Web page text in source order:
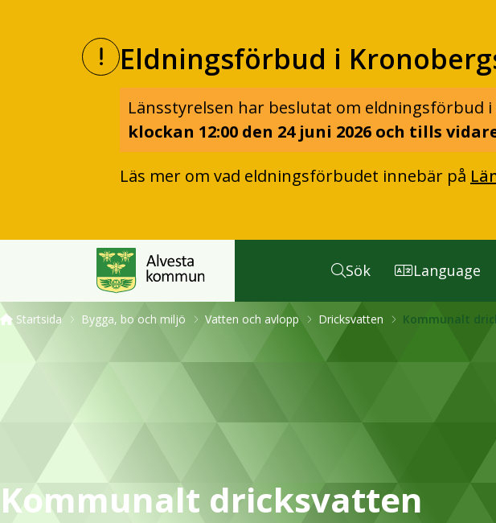
Eldningsförbud i
Länsstyrelsen har beslutat om eldningsförbud
klockan 12:00 den 24 juni 2026 och tills
Läs mer om vad eldningsförbudet innebär på
Sök Language
Startsida Bygga, bo och miljö Vatten och avlopp Dricksvatten Kommunalt
Kommunalt dricksvatten